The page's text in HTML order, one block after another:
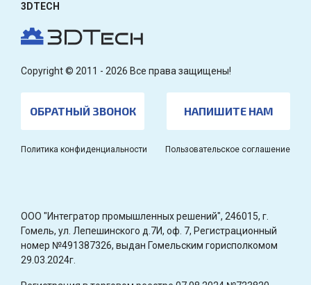
3DTECH
Copyright © 2011 - 2026 Все права защищены!
ОБРАТНЫЙ ЗВОНОК НАПИШИТЕ НАМ
Политика конфиденциальности Пользовательское соглашение
OOO "Интегратор промышленных решений", 246015, г.
Гомель, ул. Лепешинского д.7И, оф. 7, Регистрационный
номер №491387326, выдан Гомельским горисполкомом
29.03.2024г.